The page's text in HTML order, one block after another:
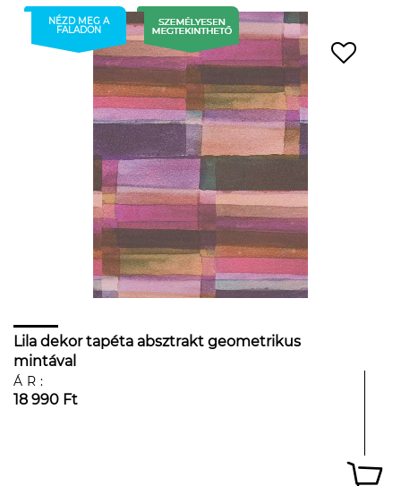
NÉZD MEG A
FALADON
Lila dekor tapéta absztrakt geometrikus
mintával
ÁR:
18 990 Ft